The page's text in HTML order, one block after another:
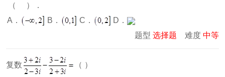
（ ）．
A．
B． C．
D．
题型 选择题 难度 中等
复数 （ ）